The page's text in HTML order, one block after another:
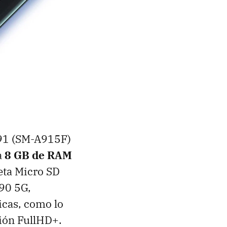
(SM-A915F)
8 GB de RAM
Micro SD
5G,
como lo
FullHD+.